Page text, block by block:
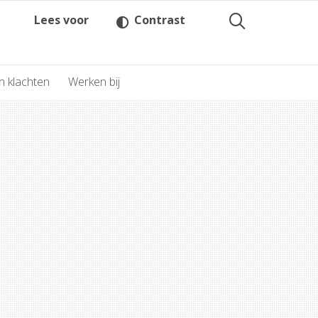
Lees voor Contrast
klachten Werken bij